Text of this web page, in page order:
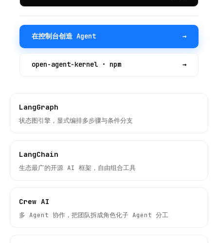
在控制台创造 Agent →
open-agent-kernel · npm →
LangGraph
状态图引擎，显式编排多步骤与条件分支
LangChain
生态最广的开源 AI 框架，自由组合工具
Crew AI
多 Agent 协作，把团队拆成角色化子 Agent 分工